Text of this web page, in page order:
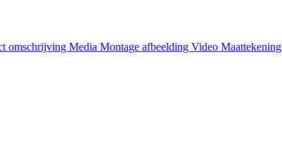
omschrijving Media Montage afbeelding Video Maattekening